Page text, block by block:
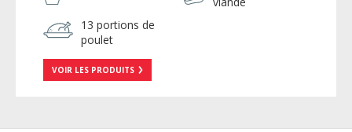
13 portions de
poulet
VOIR LES PRODUITS